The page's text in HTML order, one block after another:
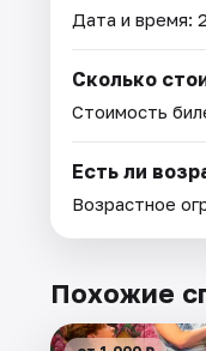
Дата и время:
Сколько
Стоимость
Есть ли
Возрастное
Похожие